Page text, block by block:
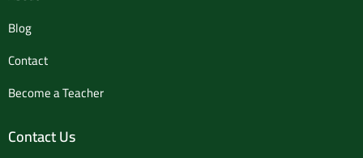
Blog
Contact
Become a Teacher
Contact Us